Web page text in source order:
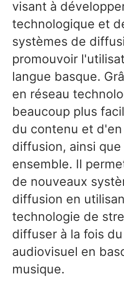
visant à
technologique et
systèmes de
promouvoir
langue basque.
en réseau
beaucoup plus
du contenu et
diffusion, ainsi
ensemble. Il
de nouveaux
diffusion en
technologie de
diffuser à la fois
audiovisuel en
musique.